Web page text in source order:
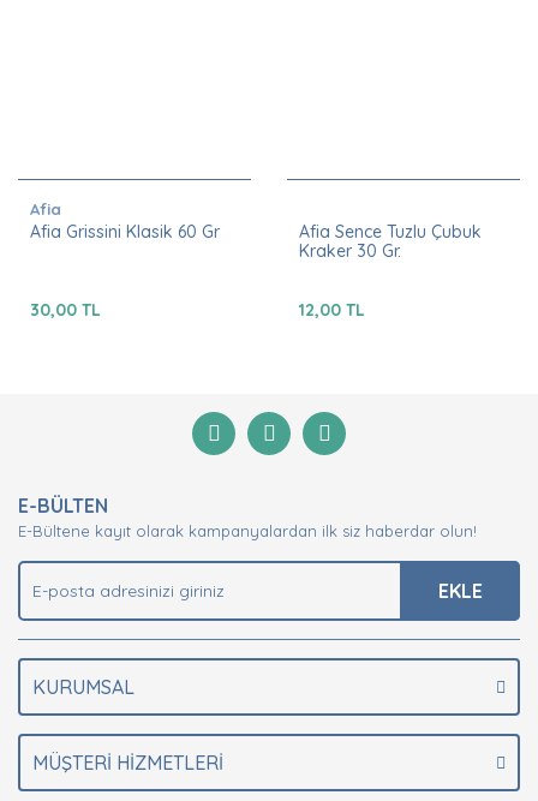
Afia
Afia Grissini Klasik 60 Gr
30,00 TL
Afia Sence Tuzlu Çubuk
Kraker 30 Gr.
12,00 TL
E-BÜLTEN
E-Bültene kayıt olarak kampanyalardan ilk siz haberdar olun!
EKLE
KURUMSAL
MÜŞTERİ HİZMETLERİ